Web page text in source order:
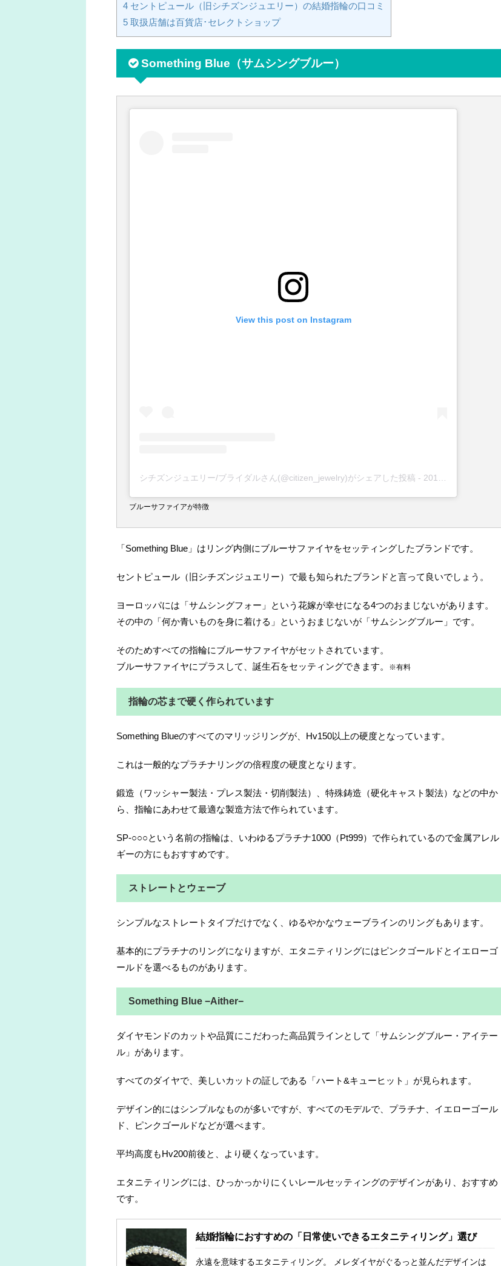
4 セントピュール（旧シチズン​ジュエリー）の結婚指輪の口コミ
5 取扱店舗は百貨店･セレクトショップ
Something Blue（サムシングブルー）
View this post on Instagram
シチズンジュエリー/ブライダルさん(@citizen_jewelry)がシェアした投稿 - 2019年 1月月24日午後4時40分PST
ブルーサファイアが特徴
「Something Blue」はリング内側にブルーサファイヤをセッティングしたブランドです。
セントピュール（旧シチズン​ジュエリー）で最も知られたブランドと言って良いでしょう。
ヨーロッパには「サムシングフォー」という花嫁が幸せになる4つのおまじないがあります。
その中の「何か青いものを身に着ける」というおまじないが「サムシングブルー」です。
そのためすべての指輪にブルーサファイヤがセットされています。
ブルーサファイヤにプラスして、誕生石をセッティングできます。
※有料
指輪の芯まで硬く作られています
Something Blueのすべてのマリッジリングが、Hv150以上の硬度となっています。
これは一般的なプラチナリングの倍程度の硬度となります。
鍛造（ワッシャー製法・プレス製法・切削製法）、特殊鋳造（硬化キャスト製法）などの中か
ら、指輪にあわせて最適な製造方法で作られています。
SP-○○○という名前の指輪は、いわゆるプラチナ1000（Pt999）で作られているので金属アレル
ギーの方にもおすすめです。
ストレートとウェーブ
シンプルなストレートタイプだけでなく、ゆるやかなウェーブラインのリングもあります。
基本的にプラチナのリングになりますが、エタニティリングにはピンクゴールドとイエローゴ
ールドを選べるものがあります。
Something Blue −Aither−
ダイヤモンドのカットや品質にこだわった高品質ラインとして「サムシングブルー・アイテー
ル」があります。
すべてのダイヤで、美しいカットの証しである「ハート&キューヒット」が見られます。
デザイン的にはシンプルなものが多いですが、すべてのモデルで、プラチナ、イエローゴール
ド、ピンクゴールドなどが選べます。
平均高度もHv200前後と、より硬くなっています。
エタニティリングには、ひっかっかりにくいレールセッティングのデザインがあり、おすすめ
です。
結婚指輪におすすめの「日常使いできるエタニティリング」選び
永遠を意味するエタニティリング。 メレダイヤがぐるっと並んだデザインは